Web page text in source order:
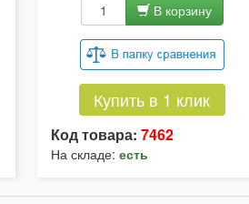
В корзину
Купить в 1 клик
Код товара: 7462
На складе: есть